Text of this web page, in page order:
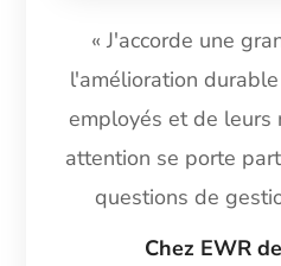
« J'accorde une
l'amélioration
employés et de leurs
attention se porte
questions de
Chez EWR